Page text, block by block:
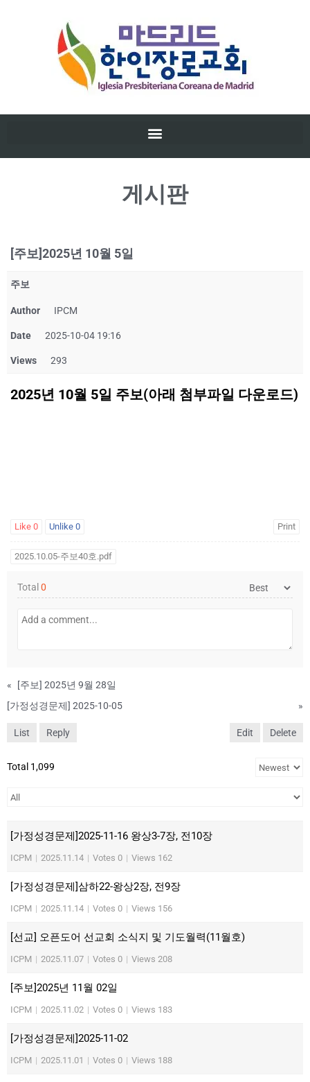
게시판
[주보]2025년 10월 5일
주보
Author IPCM
Date 2025-10-04 19:16
Views 293
2025년 10월 5일 주보(아래 첨부파일 다운로드)
Like 0 Unlike 0 Print
2025.10.05-주보40호.pdf
Total 0
«
[주보] 2025년 9월 28일
[가정성경문제] 2025-10-05
»
List Reply Edit Delete
Total 1,099
[가정성경문제]2025-11-16 왕상3-7장, 전10장
ICPM | 2025.11.14 | Votes 0 | Views 162
[가정성경문제]삼하22-왕상2장, 전9장
ICPM | 2025.11.14 | Votes 0 | Views 156
[선교] 오픈도어 선교회 소식지 및 기도월력(11월호)
ICPM | 2025.11.07 | Votes 0 | Views 208
[주보]2025년 11월 02일
ICPM | 2025.11.02 | Votes 0 | Views 183
[가정성경문제]2025-11-02
ICPM | 2025.11.01 | Votes 0 | Views 188